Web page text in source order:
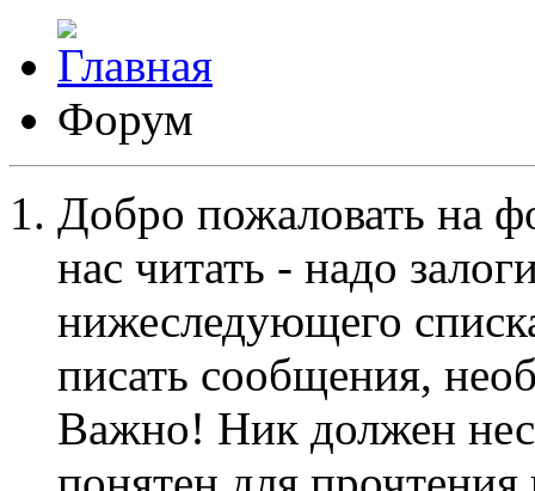
Форум
Добро пожаловать на
нас читать - надо
нижеследующего
писать сообщения,
Важно! Ник должен